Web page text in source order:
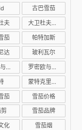
古巴雪茄
夫
大卫杜夫雪茄
茄
帕特加斯
达
玻利瓦尔
罗密欧与朱丽叶
罗密欧与朱丽叶雪茄
蒙特克里斯托
茄
雪茄价格
雪茄品牌
化
雪茄烟